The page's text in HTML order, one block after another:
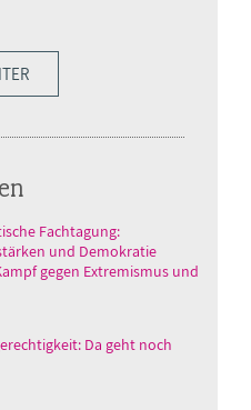
Fachtagung:
und Demokratie
gegen Extremismus und
Da geht noch